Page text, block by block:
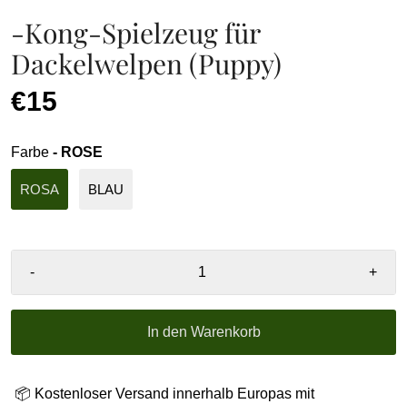
-Kong-Spielzeug für
Dackelwelpen (Puppy)
€15
Farbe - ROSE
ROSA BLAU
- +
In den Warenkorb
📦 Kostenloser Versand innerhalb Europas mit